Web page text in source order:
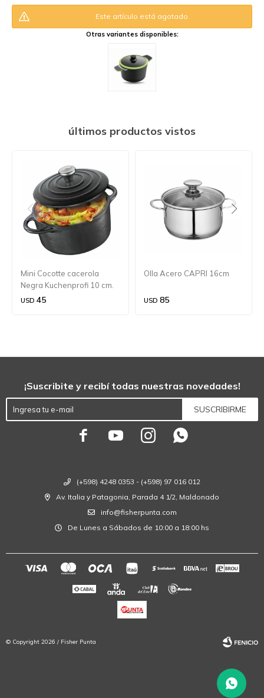
Este artículo está agotado.
Otras variantes disponibles:
últimos productos vistos
Mini Cocotte cacerola
Negra Kuchenprofi 10 cm.
USD 45
Olla Acero CAPRI 16cm
USD 85
(+598) 4248 0353 - (+598) 97 016 012
Av. Italia y Patagonia, Parada 4 1/2, Maldonado
info@fisherpunta.com
De Lunes a Sábados de 10:00 a 18:00 hs
¡Suscribite y recibí todas nuestras novedades!
SUSCRIBIRME
   
© Copyright 2026 / Fisher Punta